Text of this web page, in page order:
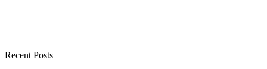
Recent Posts